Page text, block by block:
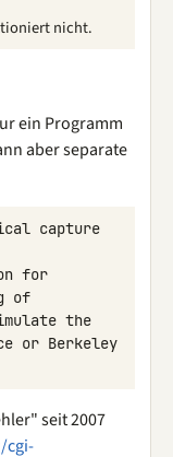
nicht.
ein Programm
aber separate
capture
of
the
or Berkeley
seit 2007
cgi-